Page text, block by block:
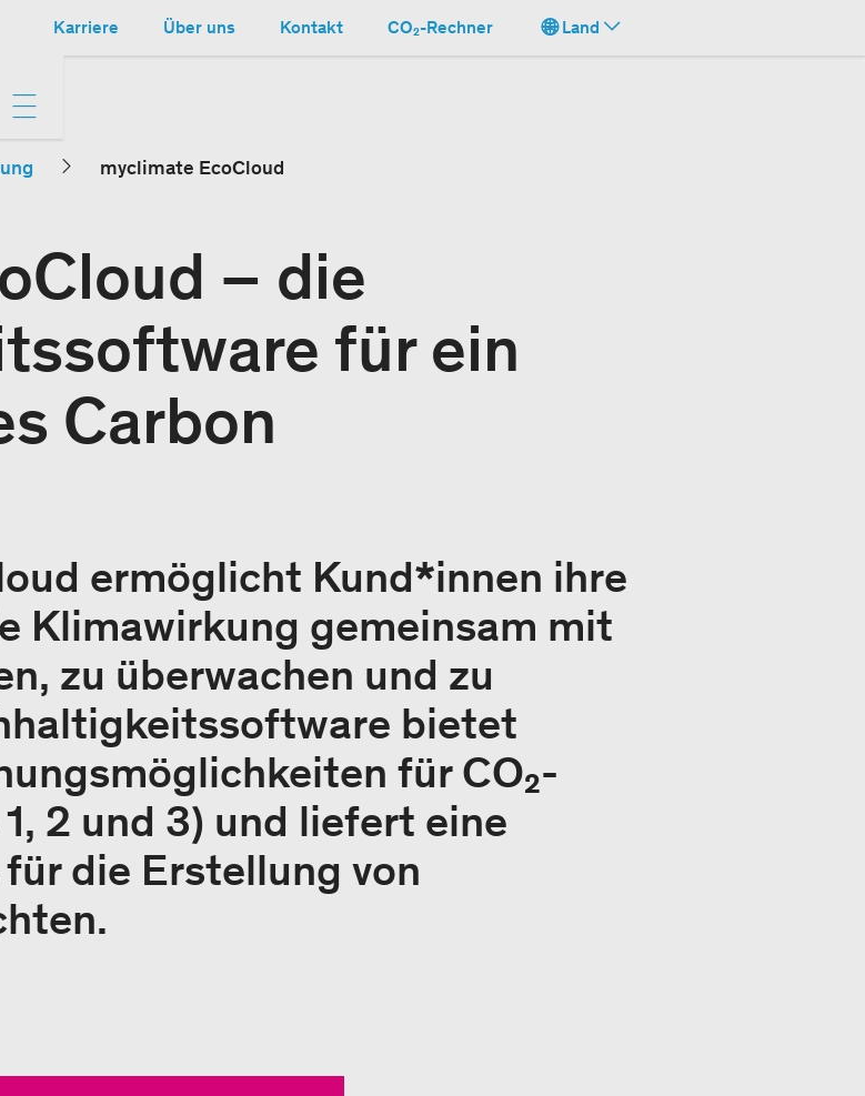
Karriere Über uns Kontakt CO₂-Rechner Land
myclimate EcoCloud
– die
für ein
Carbon
ermöglicht Kund*innen ihre
Klimawirkung gemeinsam mit
zu überwachen und zu
bietet
für CO₂-
2 und 3) und liefert eine
die Erstellung von